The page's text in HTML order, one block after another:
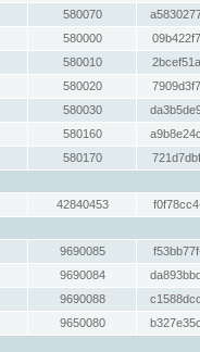
580070
580000
580010
580020
580030
580160
580170
42840453
9690085
9690084
9690088
9650080